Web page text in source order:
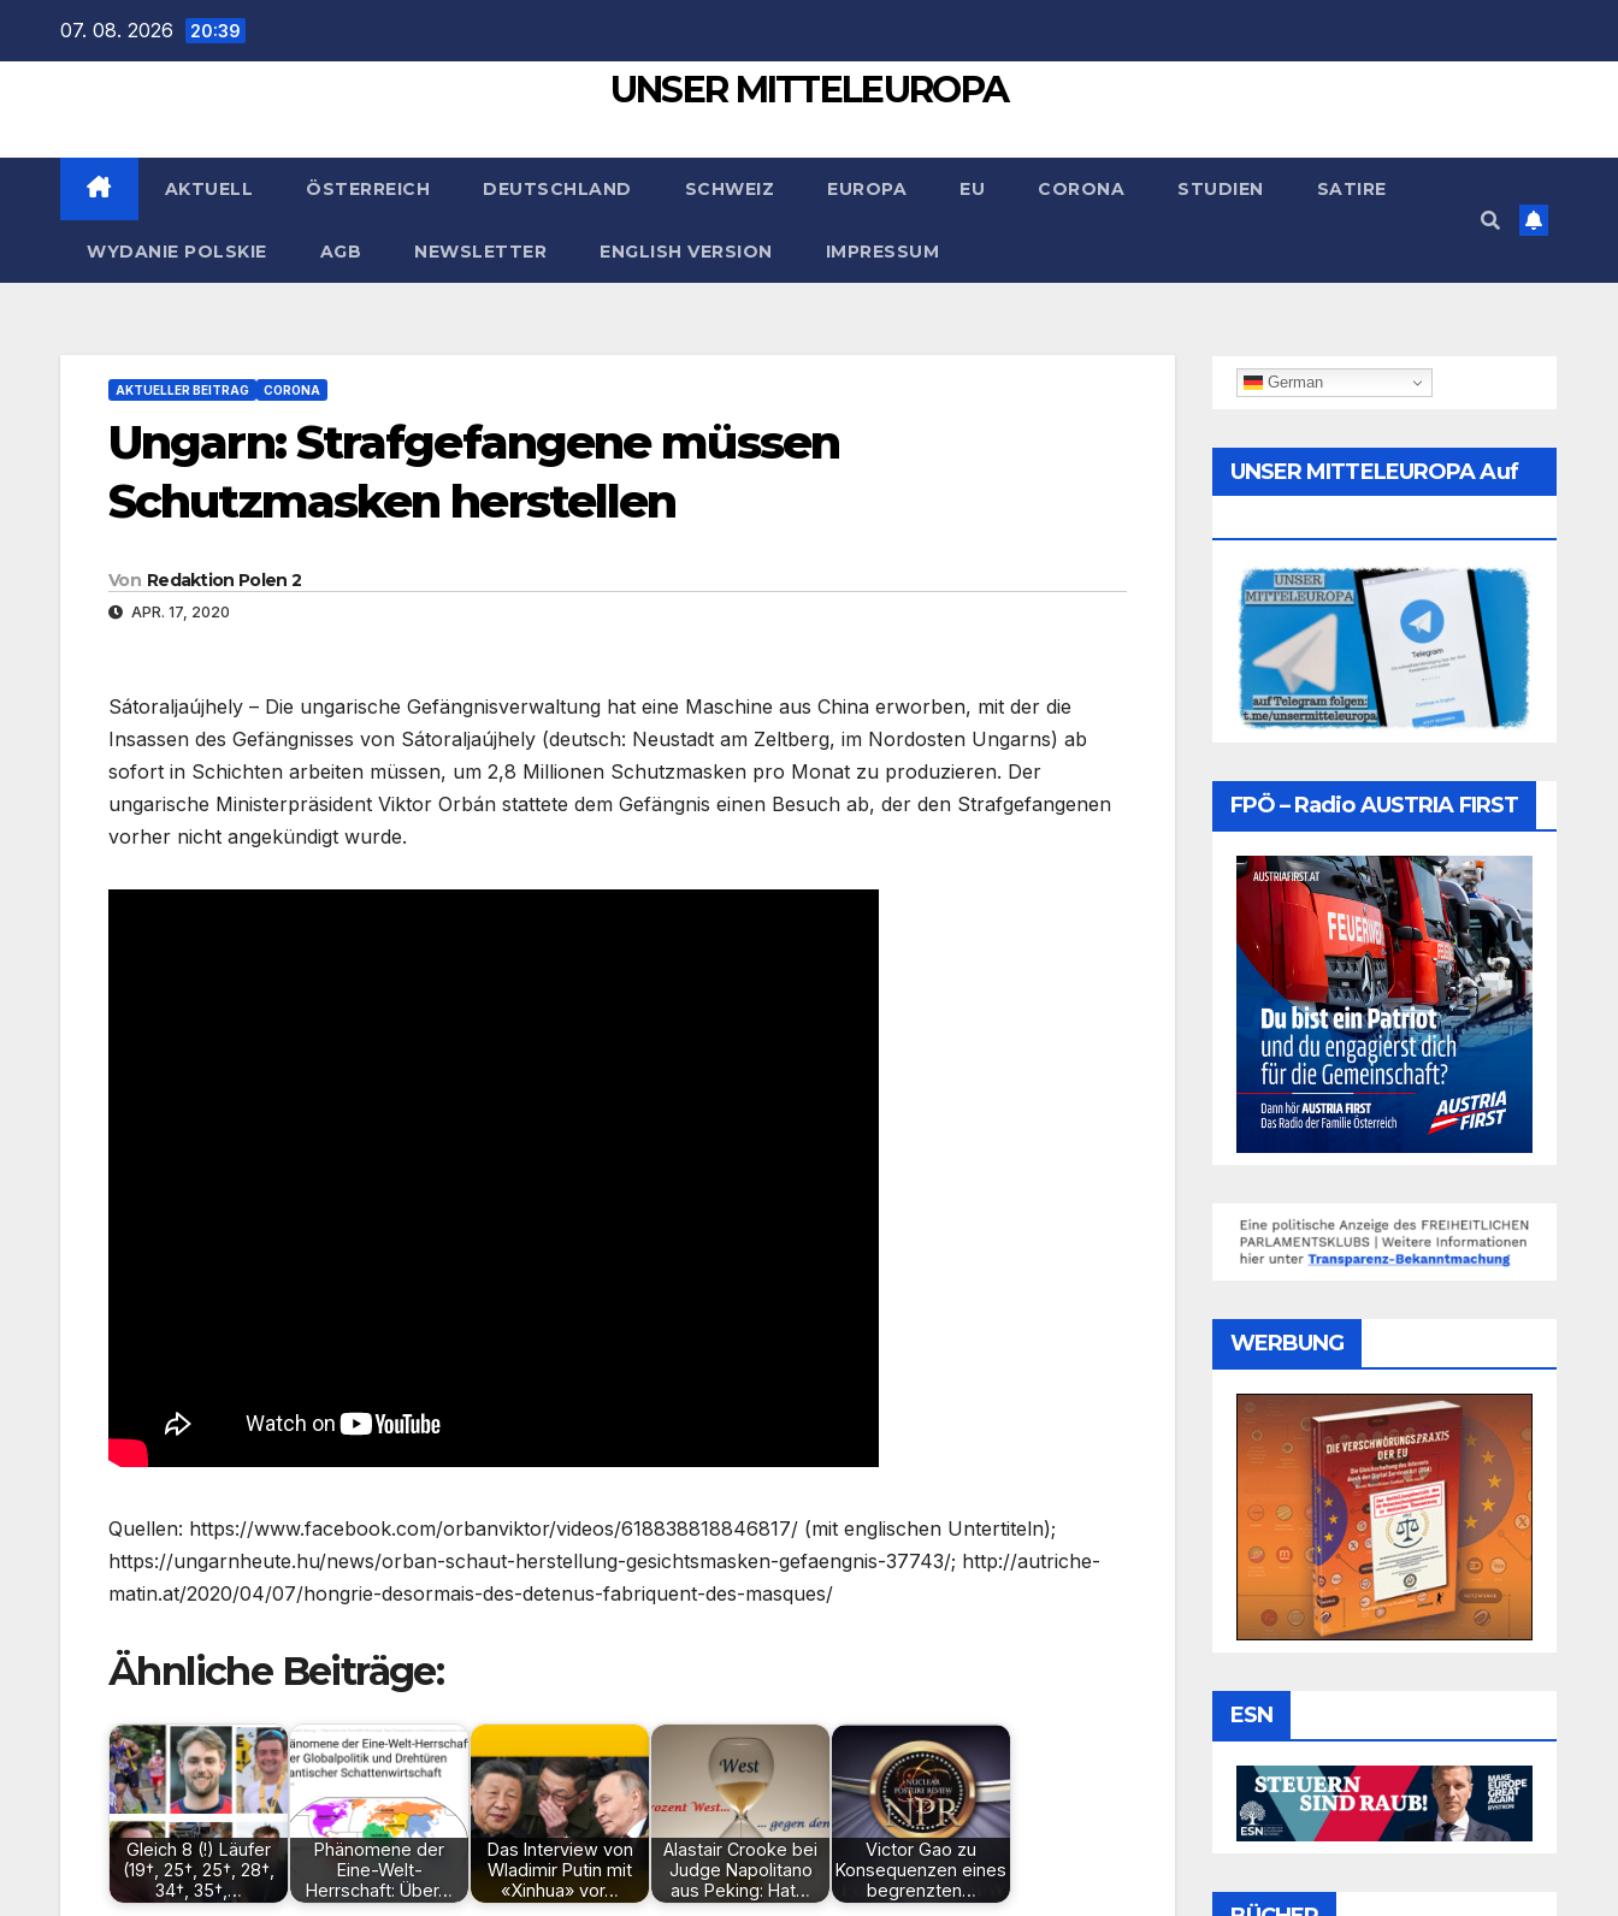
07. 08. 2026 20:39
UNSER MITTELEUROPA
AKTUELL ÖSTERREICH DEUTSCHLAND SCHWEIZ EUROPA EU CORONA STUDIEN SATIRE
WYDANIE POLSKIE AGB NEWSLETTER ENGLISH VERSION IMPRESSUM
AKTUELLER BEITRAG CORONA
Ungarn: Strafgefangene müssen
Schutzmasken herstellen
Von Redaktion Polen 2
APR. 17, 2020
Sátoraljaújhely – Die ungarische Gefängnisverwaltung hat eine Maschine aus China erworben, mit der die
Insassen des Gefängnisses von Sátoraljaújhely (deutsch: Neustadt am Zeltberg, im Nordosten Ungarns) ab
sofort in Schichten arbeiten müssen, um 2,8 Millionen Schutzmasken pro Monat zu produzieren. Der
ungarische Ministerpräsident Viktor Orbán stattete dem Gefängnis einen Besuch ab, der den Strafgefangenen
vorher nicht angekündigt wurde.
Quellen: https://www.facebook.com/orbanviktor/videos/618838818846817/ (mit englischen Untertiteln);
https://ungarnheute.hu/news/orban-schaut-herstellung-gesichtsmasken-gefaengnis-37743/; http://autriche-
matin.at/2020/04/07/hongrie-desormais-des-detenus-fabriquent-des-masques/
Ähnliche Beiträge:
Gleich 8 (!) Läufer
(19†, 25†, 25†, 28†,
34†, 35†,…
Phänomene der
Eine-Welt-
Herrschaft: Über…
Das Interview von
Wladimir Putin mit
«Xinhua» vor…
Alastair Crooke bei
Judge Napolitano
aus Peking: Hat…
Victor Gao zu
Konsequenzen eines
begrenzten…
German
UNSER MITTELEUROPA Auf
FPÖ – Radio AUSTRIA FIRST
WERBUNG
ESN